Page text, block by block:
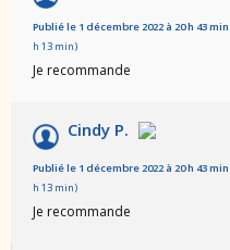
Publié le 1 décembre 2022 à 20 h 43 min
h 13 min)
Je recommande
Cindy P.
Publié le 1 décembre 2022 à 20 h 43 min
h 13 min)
Je recommande